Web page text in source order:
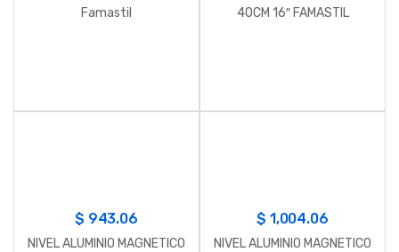
Famastil
40CM 16″ FAMASTIL
$ 943.06
NIVEL ALUMINIO MAGNETICO
$ 1,004.06
NIVEL ALUMINIO MAGNETICO